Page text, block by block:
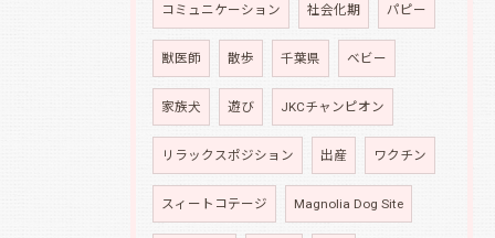
コミュニケーション 社会化期 パピー
獣医師 散歩 千葉県 ベビー
家族犬 遊び JKCチャンピオン
リラックスポジション 出産 ワクチン
スィートコテージ Magnolia Dog Site